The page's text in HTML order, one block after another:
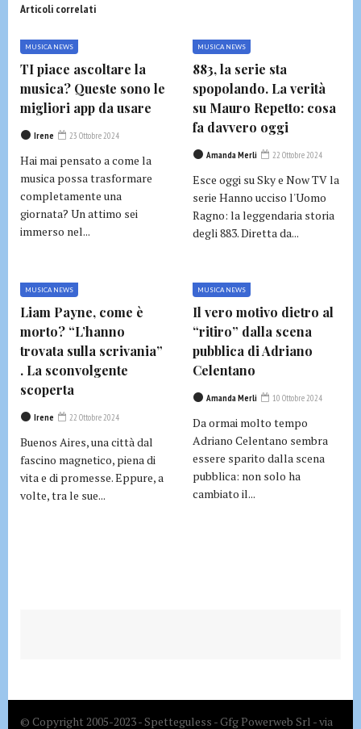
Articoli correlati
MUSICA NEWS
TI piace ascoltare la
musica? Queste sono le
migliori app da usare
Irene 23 Ottobre 2024
Hai mai pensato a come la
musica possa trasformare
completamente una
giornata? Un attimo sei
immerso nel...
MUSICA NEWS
883, la serie sta
spopolando. La verità
su Mauro Repetto: cosa
fa davvero oggi
Amanda Merli 22 Ottobre 2024
Esce oggi su Sky e Now TV la
serie Hanno ucciso l'Uomo
Ragno: la leggendaria storia
degli 883. Diretta da...
MUSICA NEWS
Liam Payne, come è
morto? “L’hanno
trovata sulla scrivania”
. La sconvolgente
scoperta
Irene 22 Ottobre 2024
Buenos Aires, una città dal
fascino magnetico, piena di
vita e di promesse. Eppure, a
volte, tra le sue...
MUSICA NEWS
Il vero motivo dietro al
“ritiro” dalla scena
pubblica di Adriano
Celentano
Amanda Merli 10 Ottobre 2024
Da ormai molto tempo
Adriano Celentano sembra
essere sparito dalla scena
pubblica: non solo ha
cambiato il...
© Copyright 2005-2023 - Spetteguless - Gfg Powerweb Srl - via